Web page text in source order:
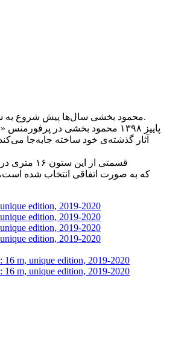
محمود بخشی سال‌ها پیش شروع به ساخت تندیس‌هایی از لوگوهای اداره‌ها و سازمان‌های دولتی می‌کند. این تندیس‌ها با بی‌اعتنایی به کمال‌گرایی‌های مرسوم در مجسمه‌سازی ساخته می‌شدند.
پاییز ۱۳۹۸ محمود بخشی در
آثار گذشته‌ی خود ساخته جابه‌جا
قسمتی